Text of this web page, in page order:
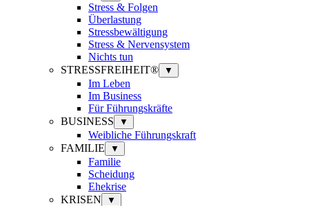
Stress & Folgen
Überlastung
Stressbewältigung
Stress & Nervensystem
Nichts tun
STRESSFREIHEIT®
▼
Im Leben
Im Business
Für Führungskräfte
BUSINESS
▼
Weibliche Führungskraft
FAMILIE
▼
Familie
Scheidung
Ehekrise
KRISEN
▼